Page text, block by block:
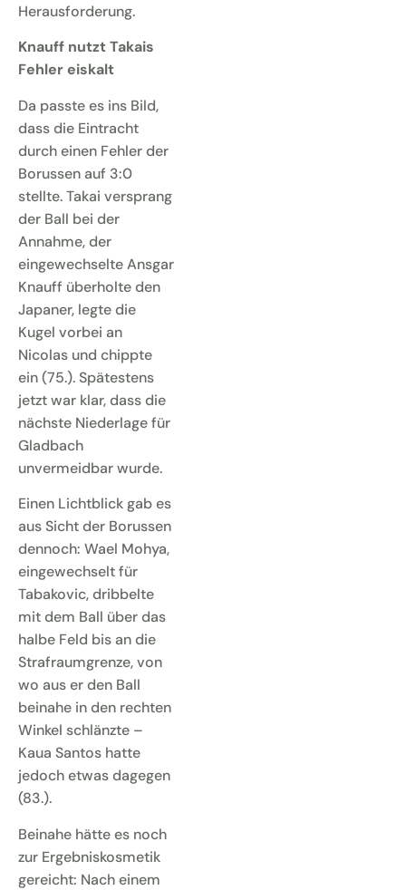
Herausforderung.
Knauff nutzt Takais
Fehler eiskalt
Da passte es ins Bild,
dass die Eintracht
durch einen Fehler der
Borussen auf 3:0
stellte. Takai versprang
der Ball bei der
Annahme, der
eingewechselte Ansgar
Knauff überholte den
Japaner, legte die
Kugel vorbei an
Nicolas und chippte
ein (75.). Spätestens
jetzt war klar, dass die
nächste Niederlage für
Gladbach
unvermeidbar wurde.
Einen Lichtblick gab es
aus Sicht der Borussen
dennoch: Wael Mohya,
eingewechselt für
Tabakovic, dribbelte
mit dem Ball über das
halbe Feld bis an die
Strafraumgrenze, von
wo aus er den Ball
beinahe in den rechten
Winkel schlänzte –
Kaua Santos hatte
jedoch etwas dagegen
(83.).
Beinahe hätte es noch
zur Ergebniskosmetik
gereicht: Nach einem